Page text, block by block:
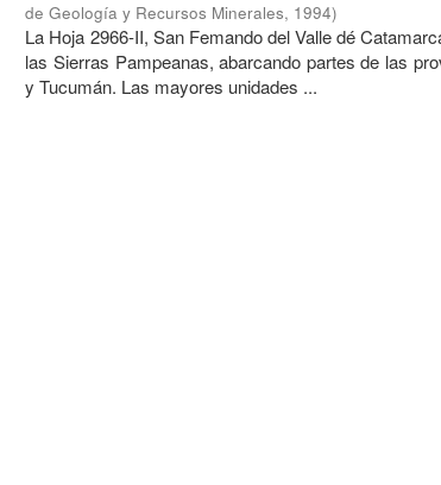
de Geología y Recursos Minerales, 1994)
La Hoja 2966-II, San Femando del Valle dé
las Sierras Pampeanas, abarcando partes de las
y Tucumán. Las mayores unidades ...